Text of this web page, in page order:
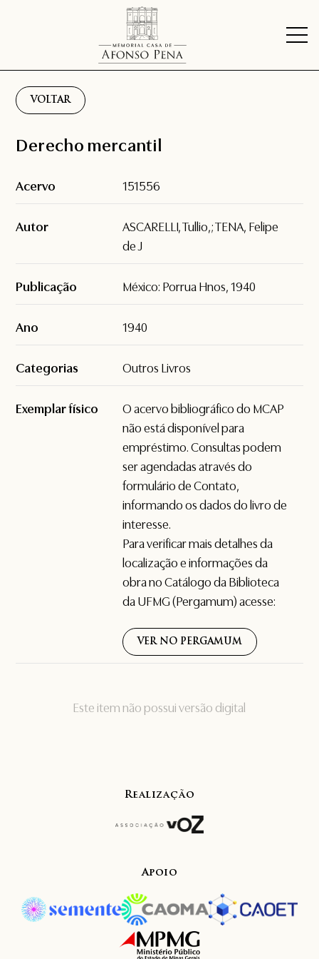
VOLTAR
Este item não possui versão digital
Derecho mercantil
Acervo 151556
Autor
ASCARELLI, Tullio,; TENA, Felipe
de J
Publicação México: Porrua Hnos, 1940
Ano 1940
Categorias Outros Livros
Exemplar físico
O acervo bibliográfico do MCAP
não está disponível para
empréstimo. Consultas podem
ser agendadas através do
formulário deContato,
informando os dados do livro de
interesse.
Para verificar mais detalhes da
localização e informações da
obra no Catálogo da Biblioteca
da UFMG (Pergamum) acesse:
VER NO PERGAMUM
Realização
Apoio